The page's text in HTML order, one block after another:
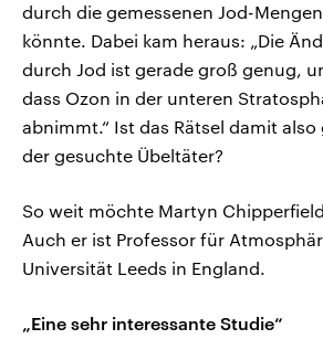
durch die gemessenen Jod-
könnte. Dabei kam heraus: „Die
durch Jod ist gerade groß genug,
dass Ozon in der unteren
abnimmt.“ Ist das Rätsel damit
der gesuchte Übeltäter?
So weit möchte Martyn
Auch er ist Professor für
Universität Leeds in England.
„Eine sehr interessante Studie“